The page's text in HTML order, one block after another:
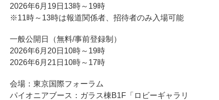
2026年6月19日13時～19時
※11時～13時は報道関係者、招待者のみ入場可能
一般公開日（無料/事前登録制）
2026年6月20日10時～19時
2026年6月21日10時～17時
会場：東京国際フォーラム
パイオニアブース：ガラス棟B1F「ロビーギャラリ